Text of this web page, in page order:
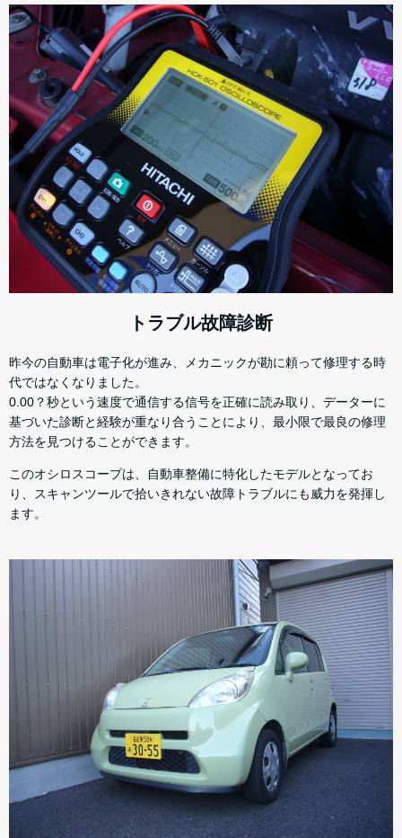
トラブル故障診断
昨今の自動車は電子化が進み、メカニックが勘に頼って修理する時
代ではなくなりました。
0.00？秒という速度で通信する信号を正確に読み取り、データーに
基づいた診断と経験が重なり合うことにより、最小限で最良の修理
方法を見つけることができます。
このオシロスコープは、自動車整備に特化したモデルとなってお
り、スキャンツールで拾いきれない故障トラブルにも威力を発揮し
ます。